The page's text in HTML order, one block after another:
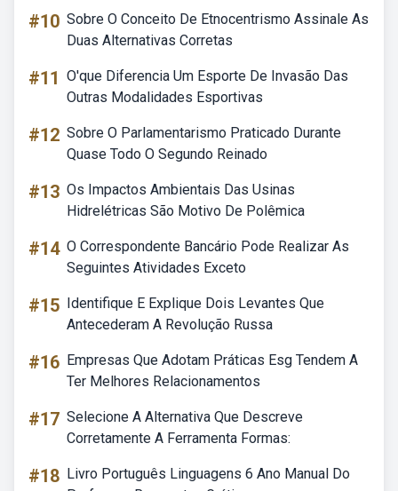
#10 Sobre O Conceito De Etnocentrismo Assinale As
Duas Alternativas Corretas
#11 O'que Diferencia Um Esporte De Invasão Das
Outras Modalidades Esportivas
#12 Sobre O Parlamentarismo Praticado Durante
Quase Todo O Segundo Reinado
#13 Os Impactos Ambientais Das Usinas
Hidrelétricas São Motivo De Polêmica
#14 O Correspondente Bancário Pode Realizar As
Seguintes Atividades Exceto
#15 Identifique E Explique Dois Levantes Que
Antecederam A Revolução Russa
#16 Empresas Que Adotam Práticas Esg Tendem A
Ter Melhores Relacionamentos
#17 Selecione A Alternativa Que Descreve
Corretamente A Ferramenta Formas:
#18 Livro Português Linguagens 6 Ano Manual Do